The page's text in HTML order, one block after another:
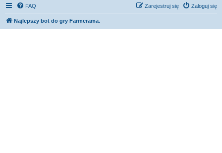
FAQ Zaloguj się
Zarejestruj się
Najlepszy bot do gry Farmerama.